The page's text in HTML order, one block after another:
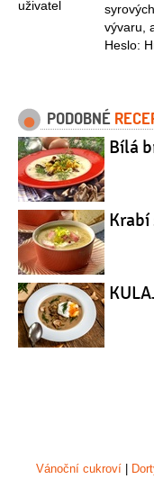
vývaru,
Heslo:
PODOBNÉ
Bílá
Krabí
Vánoční cukroví